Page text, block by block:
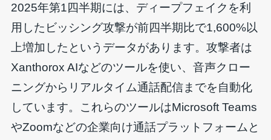
2025年第1四半期には、ディープフェイクを利
用したビッシング攻撃が前四半期比で1,600%以
上増加したというデータがあります。攻撃者は
Xanthorox AIなどのツールを使い、音声クロー
ニングからリアルタイム通話配信までを自動化
しています。これらのツールはMicrosoft Teams
やZoomなどの企業向け通話プラットフォームと